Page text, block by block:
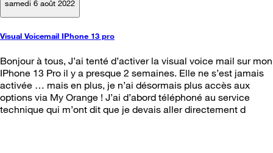
samedi 6 août 2022
Visual Voicemail IPhone 13 pro
Bonjour à tous, J’ai tenté d’activer la visual voice mail sur mon
IPhone 13 Pro il y a presque 2 semaines. Elle ne s’est jamais
activée … mais en plus, je n’ai désormais plus accès aux
options via My Orange ! J’ai d’abord téléphoné au service
technique qui m’ont dit que je devais aller directement d